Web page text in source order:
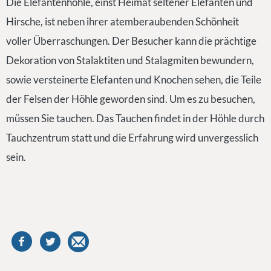
Hirsche, ist neben ihrer atemberaubenden Schönheit
voller Überraschungen. Der Besucher kann die prächtige
Dekoration von Stalaktiten und Stalagmiten bewundern,
sowie versteinerte Elefanten und Knochen sehen, die Teile
der Felsen der Höhle geworden sind. Um es zu besuchen,
müssen Sie tauchen. Das Tauchen findet in der Höhle durch
Tauchzentrum statt und die Erfahrung wird unvergesslich
sein.